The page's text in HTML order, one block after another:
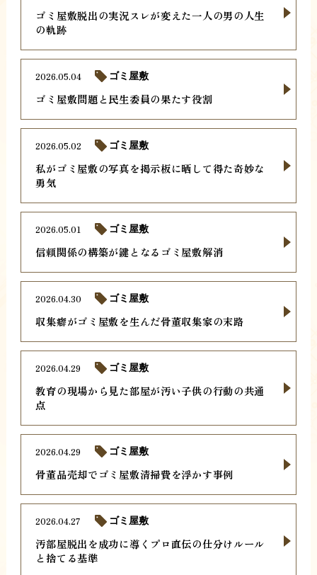
ゴミ屋敷脱出の実況スレが変えた一人の男の人生
の軌跡
ゴミ屋敷問題と民生委員の果たす役割
2026.05.04 ゴミ屋敷
私がゴミ屋敷の写真を掲示板に晒して得た奇妙な
勇気
2026.05.02 ゴミ屋敷
信頼関係の構築が鍵となるゴミ屋敷解消
2026.05.01 ゴミ屋敷
収集癖がゴミ屋敷を生んだ骨董収集家の末路
2026.04.30 ゴミ屋敷
教育の現場から見た部屋が汚い子供の行動の共通
点
2026.04.29 ゴミ屋敷
骨董品売却でゴミ屋敷清掃費を浮かす事例
2026.04.29 ゴミ屋敷
汚部屋脱出を成功に導くプロ直伝の仕分けルール
と捨てる基準
2026.04.27 ゴミ屋敷